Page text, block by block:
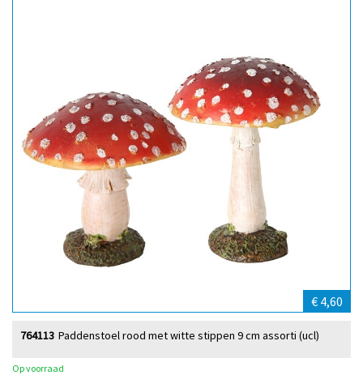
€ 4,60
Paddenstoel rood met witte stippen 9 cm assorti (ucl)
764113
Op voorraad